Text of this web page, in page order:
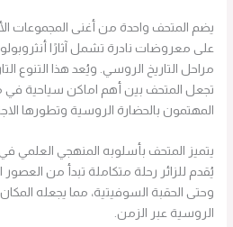
يضم المتحف واحدة من أغنى المجموعات
على معروضات نادرة تشمل آثارًا
مراحل التاريخ الروسي. ويُعد هذا التنوع
تجعل المتحف بين أهم اماكن سياحية
المهتمون بالحضارة الروسية وتطورها
يتميز المتحف بأسلوبه المنهجي العلمي في
يُقدم للزائر رحلة متكاملة تبدأ من
وحتى الحقبة السوفيتية، مما يجعله
الروسية عبر الزمن.